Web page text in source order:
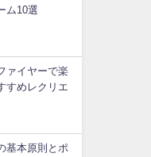
ム10選
ァイヤーで楽
すめレクリエ
基本原則とポ